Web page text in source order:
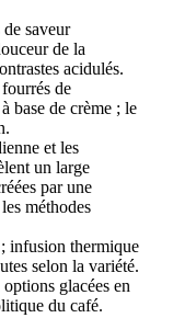
saveur
de la
acidulés.
de
base de crème ; le
et les
un large
par une
méthodes
infusion thermique
selon la variété.
glacées en
du café.